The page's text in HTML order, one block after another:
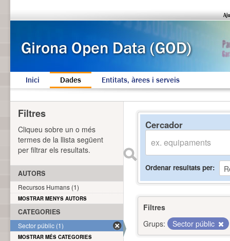
Inici Dades Entitats, àrees i serveis
Cercador
Ordenar resultats per
Filtres
Grups:
Sector públic
Filtres
Cliqueu sobre un o més
termes de la llista següent
per filtrar els resultats.
AUTORS
Recursos Humans (1)
MOSTRAR MENYS AUTORS
CATEGORIES
Sector públic (1)
MOSTRAR MÉS CATEGORIES